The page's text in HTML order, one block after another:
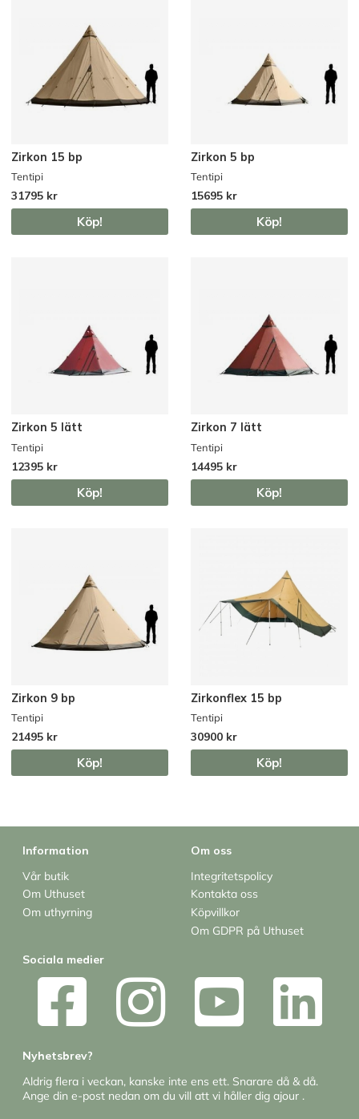
Zirkon 15 bp
Tentipi
31795 kr
Köp!
Zirkon 5 bp
Tentipi
15695 kr
Köp!
Zirkon 5 lätt
Tentipi
12395 kr
Köp!
Zirkon 7 lätt
Tentipi
14495 kr
Köp!
Zirkon 9 bp
Tentipi
21495 kr
Köp!
Zirkonflex 15 bp
Tentipi
30900 kr
Köp!
Information
Vår butik
Om Uthuset
Om uthyrning
Om oss
Integritetspolicy
Kontakta oss
Köpvillkor
Om GDPR på Uthuset
Sociala medier
Nyhetsbrev?
Aldrig flera i veckan, kanske inte ens ett. Snarare då & då.
Ange din e-post nedan om du vill att vi håller dig ajour .